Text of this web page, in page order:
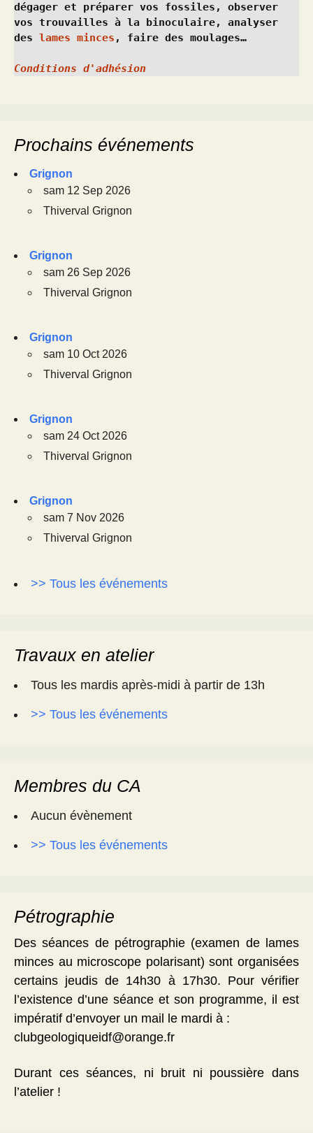
dégager et préparer vos fossiles, observer
vos trouvailles à la binoculaire, analyser
des lames minces , faire des moulages…
Conditions d'adhésion
Prochains événements
Grignon
sam 12 Sep 2026
Thiverval Grignon
Grignon
sam 26 Sep 2026
Thiverval Grignon
Grignon
sam 10 Oct 2026
Thiverval Grignon
Grignon
sam 24 Oct 2026
Thiverval Grignon
Grignon
sam 7 Nov 2026
Thiverval Grignon
>> Tous les événements
Travaux en atelier
Tous les mardis après-midi à partir de 13h
>> Tous les événements
Membres du CA
Aucun évènement
>> Tous les événements
Pétrographie
Des séances de pétrographie (examen de lames
minces au microscope polarisant) sont organisées
certains jeudis de 14h30 à 17h30. Pour vérifier
l’existence d’une séance et son programme, il est
impératif d’envoyer un mail le mardi à :
clubgeologiqueidf@orange.fr
Durant ces séances, ni bruit ni poussière dans
l’atelier !